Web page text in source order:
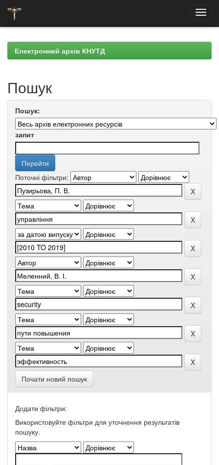
navigationЕлектронний архів КНУТД
Пошук
Пошук:
запит
Поточні фільтри:
Почати новий пошук
Додати фільтри:
Використовуйте фільтри для уточнення результатів
пошуку.